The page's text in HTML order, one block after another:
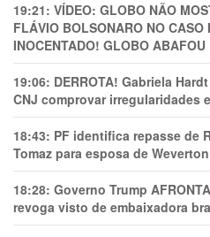
19:21: VÍDEO: GLOBO NÃO
FLÁVIO BOLSONARO NO CASO
INOCENTADO! GLOBO ABAFOU
19:06: DERROTA! Gabriela
CNJ comprovar irregularidades
18:43: PF identifica repasse de
Tomaz para esposa de
18:28: Governo Trump
revoga visto de embaixadora